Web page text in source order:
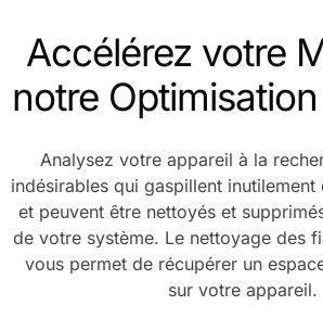
Accélérez votre
notre
Analysez votre appareil à la
indésirables qui gaspillent
et peuvent être nettoyés et
de votre système. Le nettoyage des
vous permet de récupérer un
sur votre appareil.